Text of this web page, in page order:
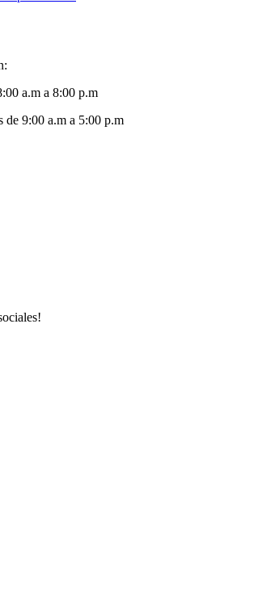
a.m a 8:00 p.m
de 9:00 a.m a 5:00 p.m